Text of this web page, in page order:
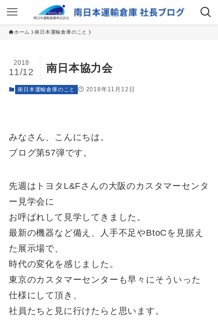
ホーム 南日本運輸倉庫のこと
南日本協力会
2018
11/12
南日本運輸倉庫のこと 2018年11月12日
みなさん、こんにちは。
ブログ第57弾です。
先週はトヨタL&Fさんの大阪のカスタマーセンタ
ー見学会に
お呼ばれして見学してきました。
最新の機器など備え、人手不足やBtoCを見据え
た展示場で、
時代の変化を感じました。
東京のカスタマーセンターも早々にそういった
仕様にして頂き、
社員たちと見に行けたらと思います。